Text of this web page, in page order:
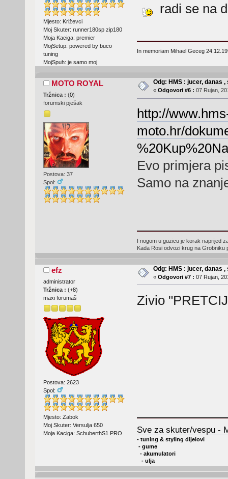
Mjesto: Križevci
Moj Skuter: runner180sp zip180
Moja Kaciga: premier
MojSetup: powered by buco
tuning
MojSpuh: je samo moj
radi se na
In memoriam Mihael Geceg
MOTO ROYAL
Tržnica : (0)
forumski pješak
Postova: 37
Spol:
Odg: HMS : jucer, danas ,
« Odgovori #6 : 07 Rujan,
http://
moto.hr/
Evo primjera
Samo na
I nogom u guzicu je korak naprijed
Kada Rosi odvozi krug na Grobniku
efz
administrator
Tržnica : (+8)
maxi forumaš
Postova: 2623
Spol:
Mjesto: Zabok
Moj Skuter: Versulja 650
Moja Kaciga: SchuberthS1 PRO
Odg: HMS : jucer, danas ,
« Odgovori #7 : 07 Rujan,
Zivio
Sve za skuter/vespu -
- tuning & styling dijelovi
- gume
- akumulatori
- ulja